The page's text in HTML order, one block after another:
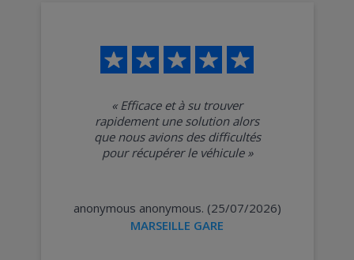
« Efficace et à su trouver
rapidement une solution alors
que nous avions des difficultés
pour récupérer le véhicule»
anonymous anonymous. (25/07/2026)
MARSEILLE GARE